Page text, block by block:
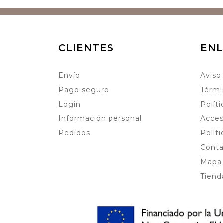
CLIENTES
Envío
Pago seguro
Login
Información personal
Pedidos